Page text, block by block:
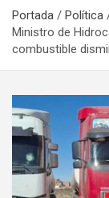
e
r
t
s
e
m
e
Portada
Política
Ministro de
combustible